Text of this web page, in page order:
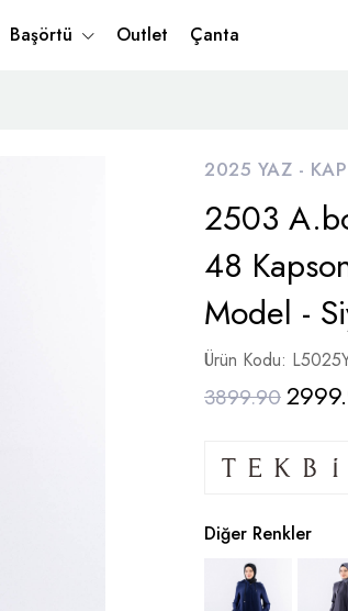
Başörtü Outlet Çanta
2025 YAZ -
2503
48
Model -
Ürün Kodu:
3899.90
Diğer Renkler